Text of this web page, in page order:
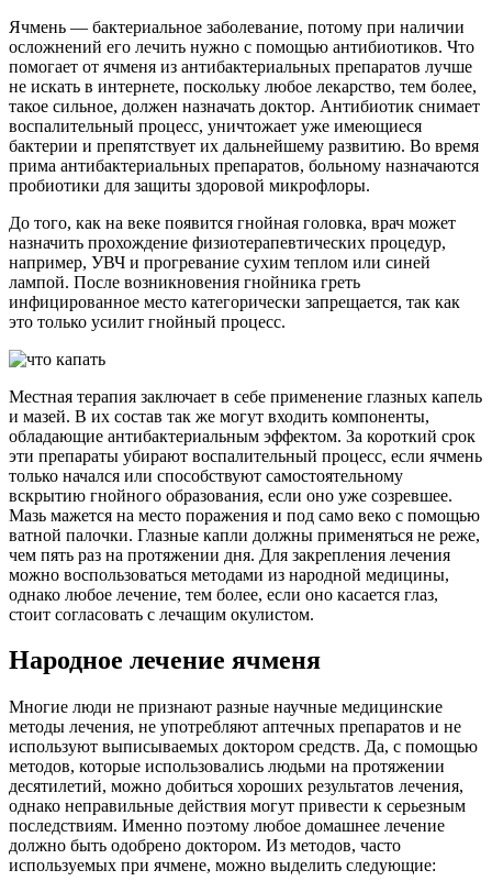
Ячмень — бактериальное заболевание, потому при наличии
осложнений его лечить нужно с помощью антибиотиков. Что
помогает от ячменя из антибактериальных препаратов лучше
не искать в интернете, поскольку любое лекарство, тем более,
такое сильное, должен назначать доктор. Антибиотик снимает
воспалительный процесс, уничтожает уже имеющиеся
бактерии и препятствует их дальнейшему развитию. Во время
прима антибактериальных препаратов, больному назначаются
пробиотики для защиты здоровой микрофлоры.
До того, как на веке появится гнойная головка, врач может
назначить прохождение физиотерапевтических процедур,
например, УВЧ и прогревание сухим теплом или синей
лампой. После возникновения гнойника греть
инфицированное место категорически запрещается, так как
это только усилит гнойный процесс.
Местная терапия заключает в себе применение глазных капель
и мазей. В их состав так же могут входить компоненты,
обладающие антибактериальным эффектом. За короткий срок
эти препараты убирают воспалительный процесс, если ячмень
только начался или способствуют самостоятельному
вскрытию гнойного образования, если оно уже созревшее.
Мазь мажется на место поражения и под само веко с помощью
ватной палочки. Глазные капли должны применяться не реже,
чем пять раз на протяжении дня. Для закрепления лечения
можно воспользоваться методами из народной медицины,
однако любое лечение, тем более, если оно касается глаз,
стоит согласовать с лечащим окулистом.
Народное лечение ячменя
Многие люди не признают разные научные медицинские
методы лечения, не употребляют аптечных препаратов и не
используют выписываемых доктором средств. Да, с помощью
методов, которые использовались людьми на протяжении
десятилетий, можно добиться хороших результатов лечения,
однако неправильные действия могут привести к серьезным
последствиям. Именно поэтому любое домашнее лечение
должно быть одобрено доктором. Из методов, часто
используемых при ячмене, можно выделить следующие: